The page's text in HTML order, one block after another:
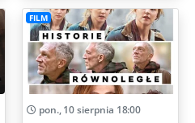
FILM
pon., 10 sierpnia 18:00